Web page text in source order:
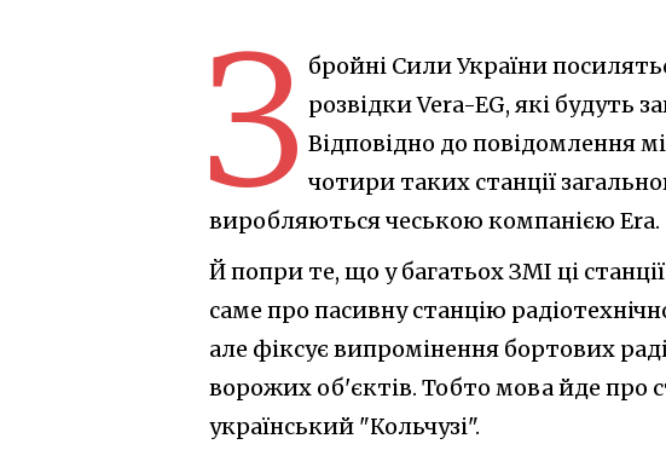
З бройні Сили України
розвідки Vera-EG, які будуть
Відповідно до повідомлення
чотири таких станції
виробляються чеською компанією Era.
Й попри те, що у багатьох ЗМІ ці
саме про пасивну станцію
але фіксує випромінення бортових
ворожих об'єктів. Тобто мова йде про
український "Кольчузі".